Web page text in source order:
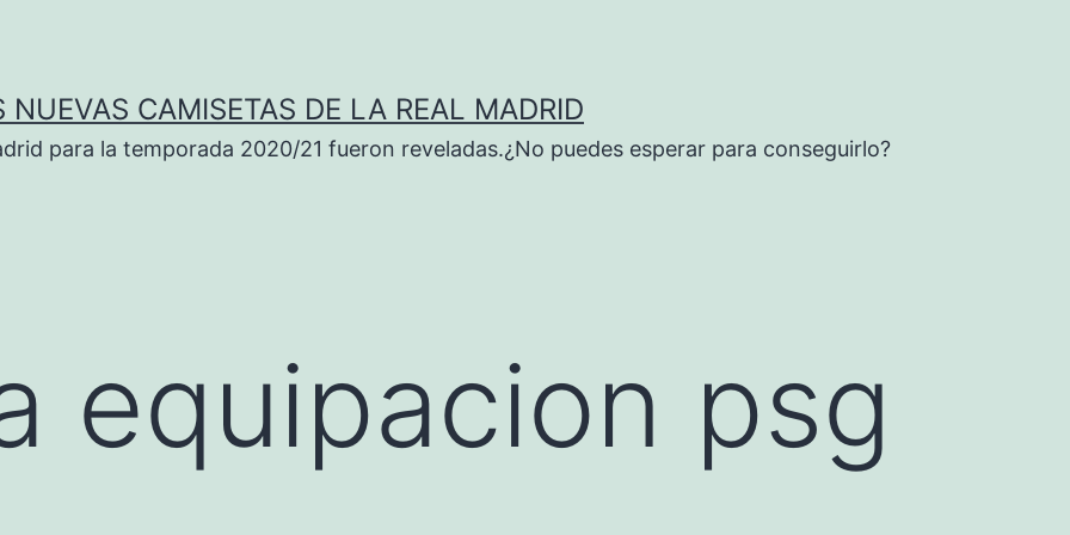
NUEVAS CAMISETAS DE LA REAL MADRID
para la temporada 2020/21 fueron reveladas.¿No puedes esperar para conseguirlo?
equipacion psg